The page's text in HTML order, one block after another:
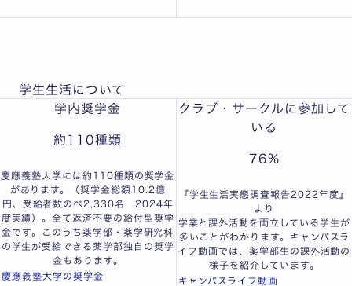
学生生活について
学内奨学金
約 110種類
慶應義塾大学には約110種類の奨学金
があります。（奨学金総額10.2億
円、受給者数のべ2,330名 2024年
度実績）。全て返済不要の給付型奨学
金です。このうち薬学部・薬学研究科
の学生が受給できる薬学部独自の奨学
金もあります。
慶應義塾大学の奨学金
クラブ・サークルに参加して
いる
76%
『学生生活実態調査報告2022年度』
より
学業と課外活動を両立している学生が
多いことがわかります。キャンパスラ
イフ動画では、薬学部生の課外活動の
様子を紹介しています。
キャンパスライフ動画